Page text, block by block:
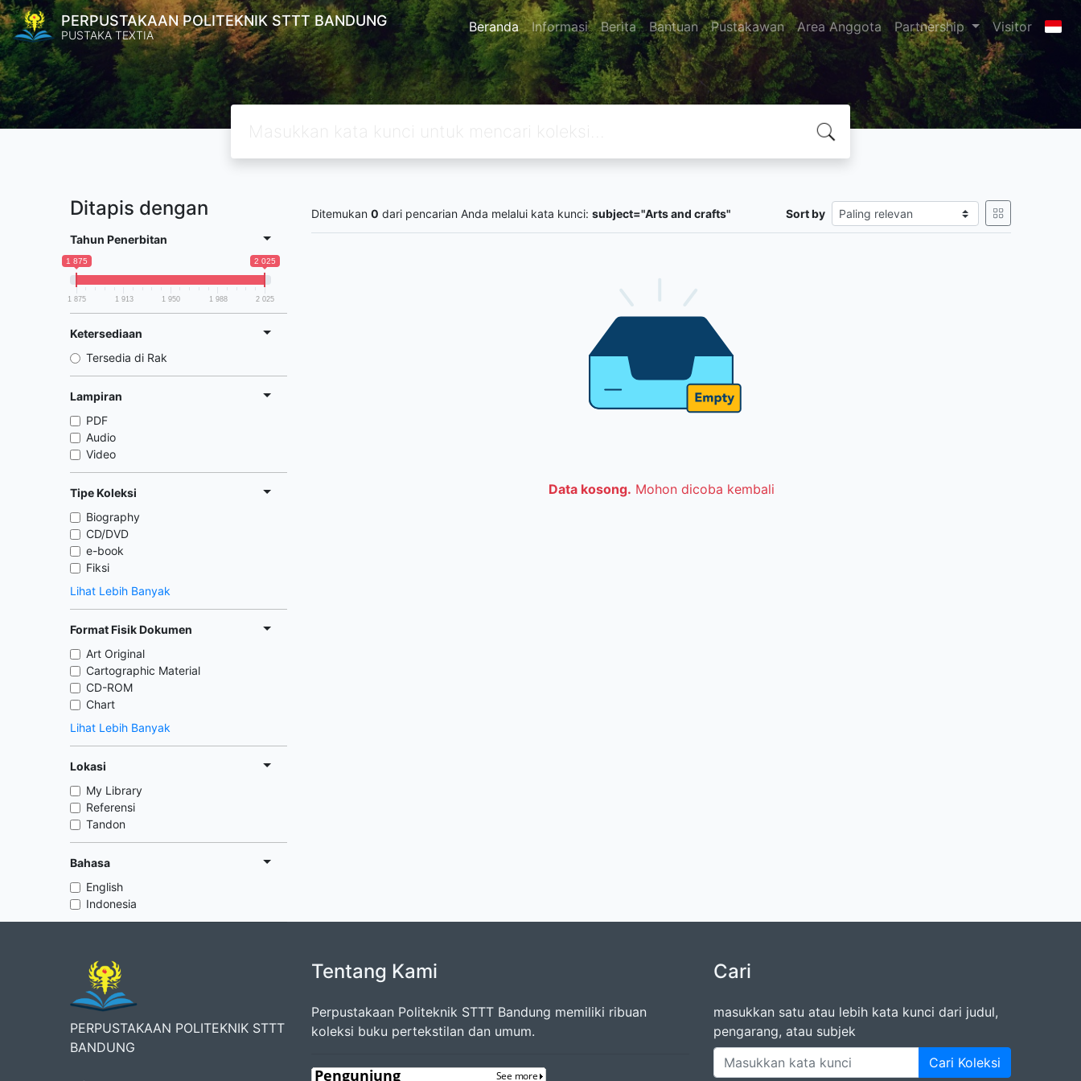
PERPUSTAKAAN POLITEKNIK STTT BANDUNG
PUSTAKA TEXTIA Beranda Informasi Berita Bantuan Pustakawan Area Anggota Partnership Visitor
Ditapis dengan
Tahun Penerbitan
1 875 2 025
1 875 1 913 1 950 1 988 2 025
Ketersediaan
Tersedia di Rak
Lampiran
PDF
Audio
Video
Tipe Koleksi
Biography
CD/DVD
e-book
Fiksi
Lihat Lebih Banyak
Format Fisik Dokumen
Art Original
Cartographic Material
CD-ROM
Chart
Lihat Lebih Banyak
Lokasi
My Library
Referensi
Tandon
Bahasa
English
Indonesia
Ditemukan 0 dari pencarian Anda melalui kata kunci: subject="Arts and crafts" Sort by
Data kosong. Mohon dicoba kembali
PERPUSTAKAAN POLITEKNIK STTT
BANDUNG
Tentang Kami
Perpustakaan Politeknik STTT Bandung memiliki ribuan
koleksi buku pertekstilan dan umum.
Cari
masukkan satu atau lebih kata kunci dari judul,
pengarang, atau subjek
Cari Koleksi